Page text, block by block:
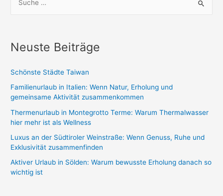
e
n
a
c
h
Neuste Beiträge
Schönste Städte Taiwan
Familienurlaub in Italien: Wenn Natur, Erholung und
gemeinsame Aktivität zusammenkommen
Thermenurlaub in Montegrotto Terme: Warum Thermalwasser
hier mehr ist als Wellness
Luxus an der Südtiroler Weinstraße: Wenn Genuss, Ruhe und
Exklusivität zusammenfinden
Aktiver Urlaub in Sölden: Warum bewusste Erholung danach so
wichtig ist